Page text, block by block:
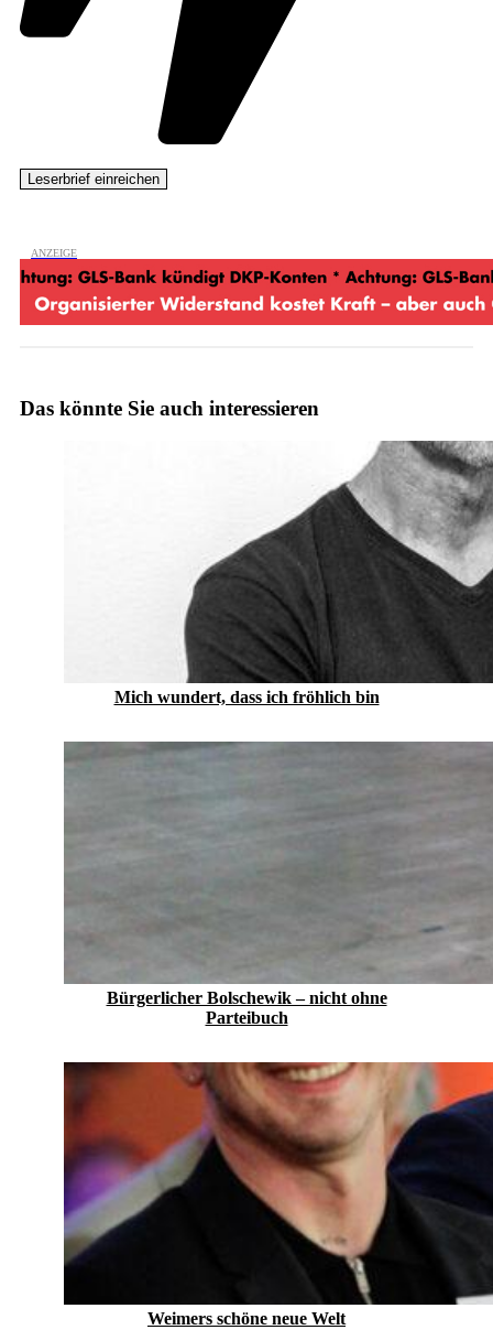
Das könnte Sie auch interessieren
Mich wundert, dass ich fröhlich bin
Bürgerlicher Bolschewik – nicht ohne
Parteibuch
Weimers schöne neue Welt